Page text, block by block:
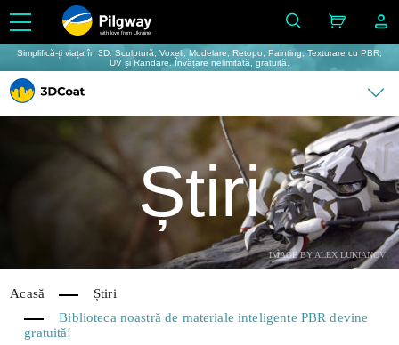
with love from Ukraine
Simplifică-ți viața în 3D: Sculptură, Voxeli, Modelare, Retopo, Painting, Texturare cu PBR,
UV și Randare. Învățare nelimitată, gratuită.
IMAGE BY ALEX LUKIANOV
Știri
Acasă
Știri
Biblioteca noastră de materiale inteligente PBR devine
gratuită!